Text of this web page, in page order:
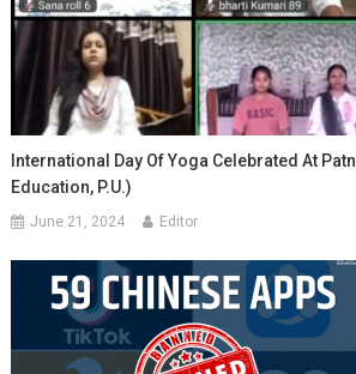
International Day Of Yoga Celebrated At
Education, P.U.)
June 21, 2024 Editor